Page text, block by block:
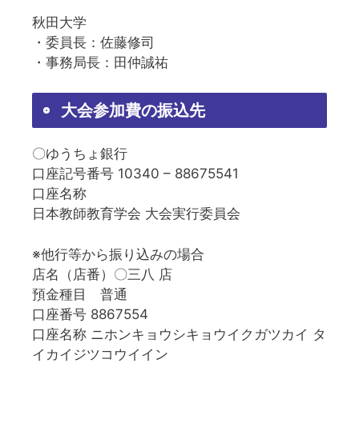
秋田大学
・委員長：佐藤修司
・事務局長：田仲誠祐
大会参加費の振込先
〇ゆうちょ銀行
口座記号番号 10340 – 88675541
口座名称
日本教師教育学会 大会実行委員会
※他行等から振り込みの場合
店名（店番）〇三八 店
預金種目 普通
口座番号 8867554
口座名称 ニホンキョウシキョウイクガツカイ タ
イカイジツコウイイン